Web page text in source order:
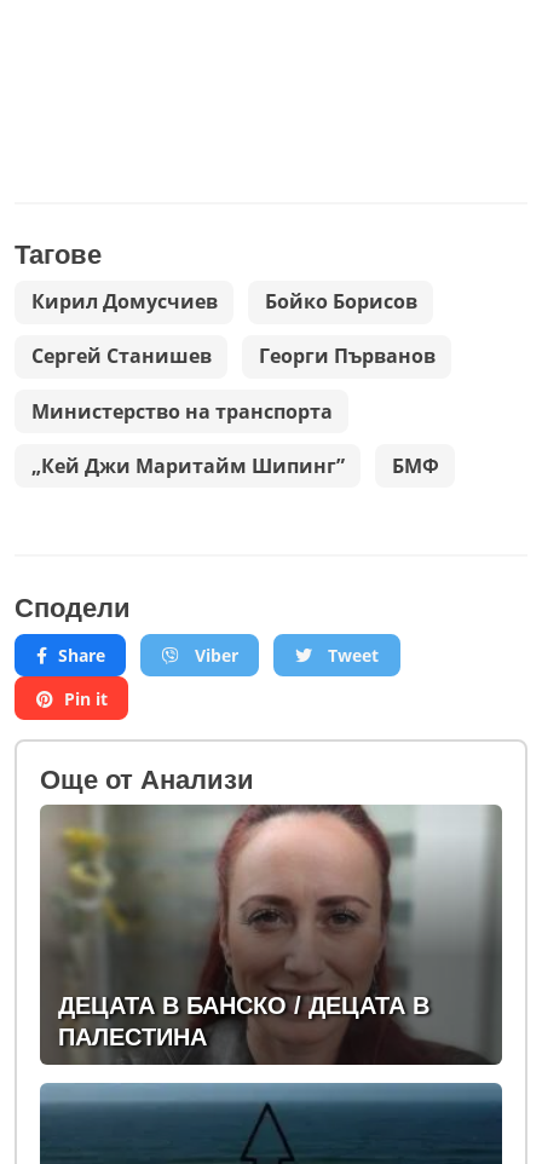
Тагове
Кирил Домусчиев Бойко Борисов
Сергей Станишев Георги Първанов
Министерство на транспорта
„Кей Джи Маритайм Шипинг” БМФ
Сподели
Share Viber
Tweet
Pin it
Oще от Анализи
ДЕЦАТА В БАНСКО / ДЕЦАТА В
ПАЛЕСТИНА